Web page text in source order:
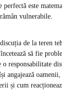
perfectă este
vulnerabile.
de la teren
să fie
responsabilitate
angajează oamenii,
și cum